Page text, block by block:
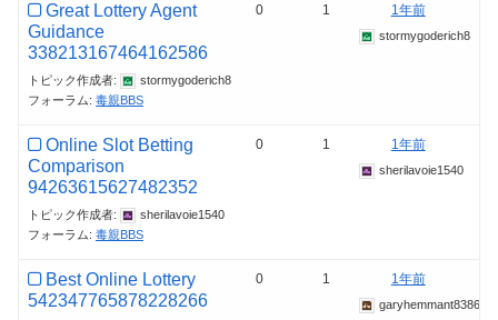
Great Lottery Agent
Guidance
338213167464162586
トピック作成者:
stormygoderich8
フォーラム: 毒親BBS
0 1 1年前
stormygoderich8
Online Slot Betting
Comparison
94263615627482352
トピック作成者:
sherilavoie1540
フォーラム: 毒親BBS
0 1 1年前
sherilavoie1540
Best Online Lottery
542347765878228266
0 1 1年前
garyhemmant8386